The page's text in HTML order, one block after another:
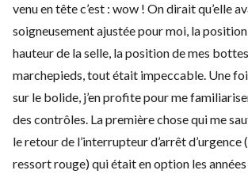
venu en tête c’est : wow ! On dirait qu’elle
soigneusement ajustée pour moi, la
hauteur de la selle, la position de mes
marchepieds, tout était impeccable. Une
sur le bolide, j’en profite pour me
des contrôles. La première chose qui me
le retour de l’interrupteur d’arrêt d’urgence
ressort rouge) qui était en option les